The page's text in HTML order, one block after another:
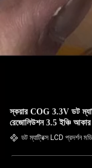
স্কয়ার COG 3.3V ডট
রেজোলিউশন 3.5 ইঞ্চি আকার
ডট ম্যাট্রিক্স LCD প্রদর্শন